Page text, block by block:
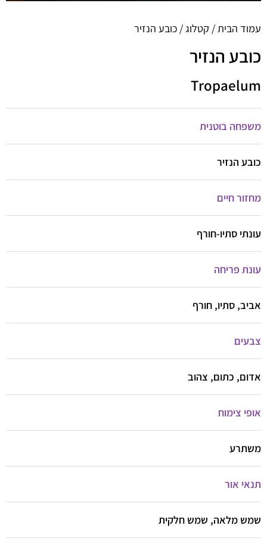
עמוד הבית / קטלוג / כובע הנזיר
כובע הנזיר
Tropaelum
משפחה בוטנית
כובע הנזיר
מחזור חיים
עונתי סתיו-חורף
עונת פריחה
אביב, סתיו, חורף
צבעים
אדום, כתום, צהוב
אופי צימוח
משתרע
תנאי אור
שמש מלאה, שמש חלקית